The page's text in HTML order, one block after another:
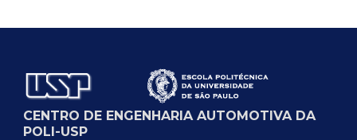
CENTRO DE ENGENHARIA AUTOMOTIVA DA
POLI-USP